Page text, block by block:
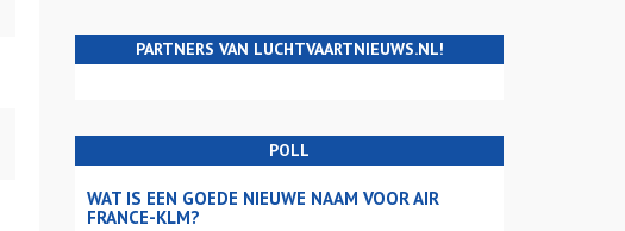
PARTNERS VAN LUCHTVAARTNIEUWS.NL!
POLL
WAT IS EEN GOEDE NIEUWE NAAM VOOR AIR
FRANCE-KLM?